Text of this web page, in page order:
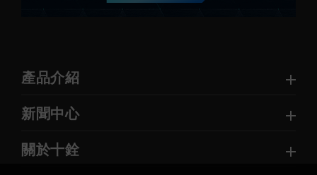
產品介紹
新聞中心
關於十銓